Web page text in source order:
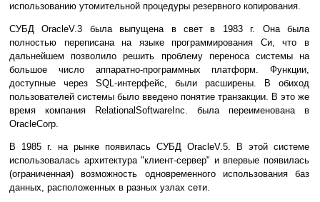
использованию утомительной процедуры резервного копирования.
СУБД OracleV.3 была выпущена в свет в 1983 г. Она была
полностью переписана на языке программирования Си, что в
дальнейшем позволило решить проблему переноса системы на
большое число аппаратно-программных платформ. Функции,
доступные через SQL-интерфейс, были расширены. В обиход
пользователей системы было введено понятие транзакции. В это же
время компания RelationalSoftwareInc. была переименована в
OracleCorp.
В 1985 г. на рынке появилась СУБД OracleV.5. В этой системе
использовалась архитектура "клиент-сервер" и впервые появилась
(ограниченная) возможность одновременного использования баз
данных, расположенных в разных узлах сети.